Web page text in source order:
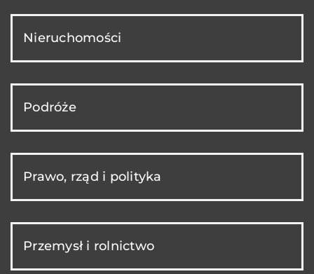
Nieruchomości
Podróże
Prawo, rząd i polityka
Przemysł i rolnictwo